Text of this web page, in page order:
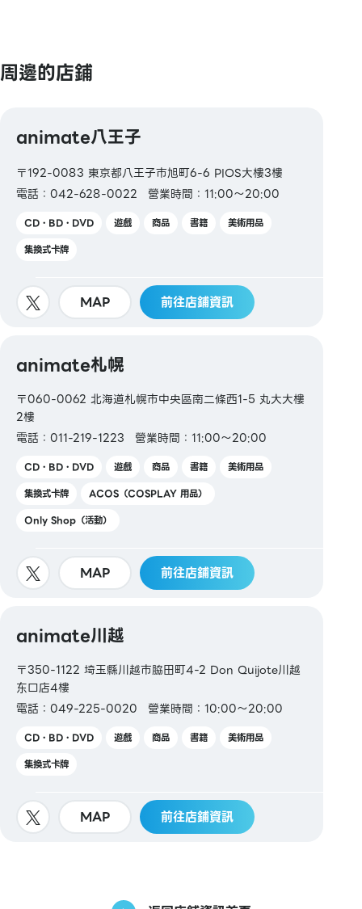
周邊的店鋪
animate八王子
〒192-0083 東京都八王子市旭町6-6 PIOS大樓3樓
電話：042-628-0022
營業時間：11:00～20:00
CD・BD・DVD 遊戲 商品 書籍
美術用品
集換式卡牌
MAP 前往店鋪資訊
animate札幌
〒060-0062 北海道札幌市中央區南二條西1-5 丸大大樓
2樓
電話：011-219-1223
營業時間：11:00～20:00
CD・BD・DVD 遊戲 商品 書籍
美術用品
集換式卡牌
ACOS（COSPLAY 用品）
Only Shop（活動）
MAP 前往店鋪資訊
animate川越
〒350-1122 埼玉縣川越市脇田町4-2 Don Quijote川越
东口店4樓
電話：049-225-0020
營業時間：10:00～20:00
CD・BD・DVD 遊戲 商品 書籍
美術用品
集換式卡牌
MAP 前往店鋪資訊